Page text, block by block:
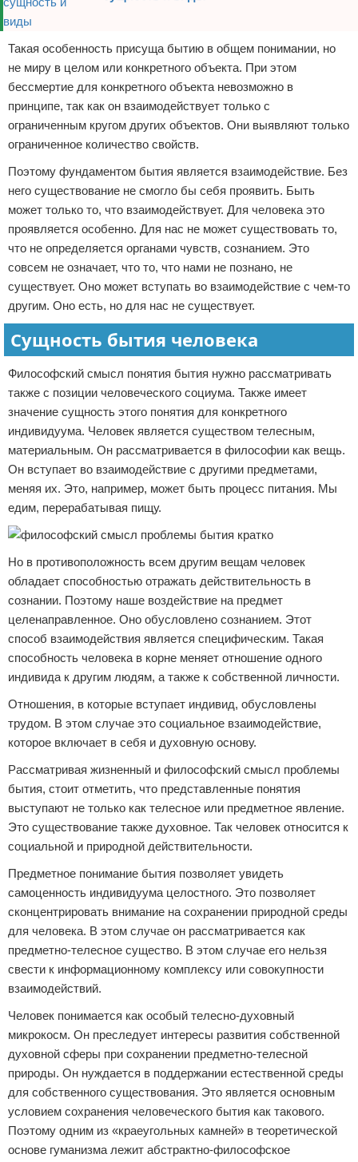
Такая особенность присуща бытию в общем понимании, но
не миру в целом или конкретного объекта. При этом
бессмертие для конкретного объекта невозможно в
принципе, так как он взаимодействует только с
ограниченным кругом других объектов. Они выявляют только
ограниченное количество свойств.
Поэтому фундаментом бытия является взаимодействие. Без
него существование не смогло бы себя проявить. Быть
может только то, что взаимодействует. Для человека это
проявляется особенно. Для нас не может существовать то,
что не определяется органами чувств, сознанием. Это
совсем не означает, что то, что нами не познано, не
существует. Оно может вступать во взаимодействие с чем-то
другим. Оно есть, но для нас не существует.
Сущность бытия человека
Философский смысл понятия бытия нужно рассматривать
также с позиции человеческого социума. Также имеет
значение сущность этого понятия для конкретного
индивидуума. Человек является существом телесным,
материальным. Он рассматривается в философии как вещь.
Он вступает во взаимодействие с другими предметами,
меняя их. Это, например, может быть процесс питания. Мы
едим, перерабатывая пищу.
Но в противоположность всем другим вещам человек
обладает способностью отражать действительность в
сознании. Поэтому наше воздействие на предмет
целенаправленное. Оно обусловлено сознанием. Этот
способ взаимодействия является специфическим. Такая
способность человека в корне меняет отношение одного
индивида к другим людям, а также к собственной личности.
Отношения, в которые вступает индивид, обусловлены
трудом. В этом случае это социальное взаимодействие,
которое включает в себя и духовную основу.
Рассматривая жизненный и философский смысл проблемы
бытия, стоит отметить, что представленные понятия
выступают не только как телесное или предметное явление.
Это существование также духовное. Так человек относится к
социальной и природной действительности.
Предметное понимание бытия позволяет увидеть
самоценность индивидуума целостного. Это позволяет
сконцентрировать внимание на сохранении природной среды
для человека. В этом случае он рассматривается как
предметно-телесное существо. В этом случае его нельзя
свести к информационному комплексу или совокупности
взаимодействий.
Человек понимается как особый телесно-духовный
микрокосм. Он преследует интересы развития собственной
духовной сферы при сохранении предметно-телесной
природы. Он нуждается в поддержании естественной среды
для собственного существования. Это является основным
условием сохранения человеческого бытия как такового.
Поэтому одним из «краеугольных камней» в теоретической
основе гуманизма лежит абстрактно-философское